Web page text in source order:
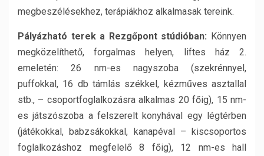
megbeszélésekhez, terápiákhoz alkalmasak tereink.
Pályázható terek a Rezgőpont stúdióban: Könnyen
megközelíthető, forgalmas helyen, liftes ház 2.
emeletén: 26 nm-es nagyszoba (szekrénnyel,
puffokkal, 16 db támlás székkel, kézműves asztallal
stb., – csoportfoglalkozásra alkalmas 20 főig), 15 nm-
es játszószoba a felszerelt konyhával egy légtérben
(játékokkal, babzsákokkal, kanapéval – kiscsoportos
foglalkozáshoz megfelelő 8 főig), 12 nm-es hall